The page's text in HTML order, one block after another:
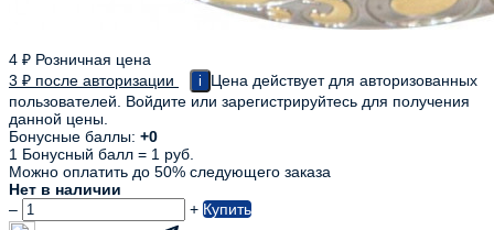
4 ₽ Розничная цена
3 ₽ после авторизации i
Цена действует для авторизованных
пользователей. Войдите или зарегистрируйтесь для получения
данной цены.
Бонусные баллы: +0
1 Бонусный балл = 1 руб.
Можно оплатить до 50% следующего заказа
Нет в наличии
–
+ Купить